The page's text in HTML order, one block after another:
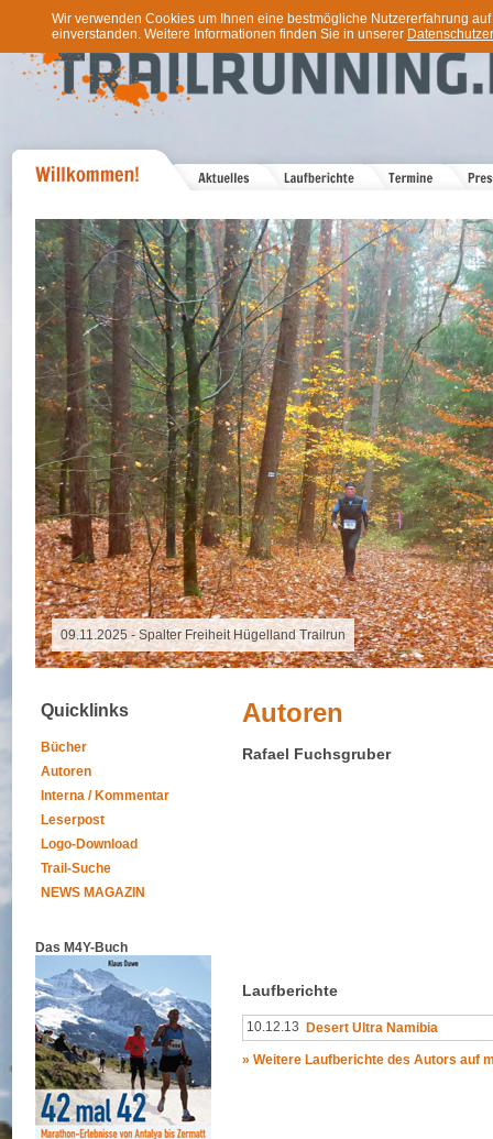
Wir verwenden Cookies um Ihnen eine bestmögliche Nutzererfahrung
einverstanden. Weitere Informationen finden Sie in unserer
16.10.2025 - Grand Raid Reunion
Quicklinks
Bücher
Autoren
Interna / Kommentar
Leserpost
Logo-Download
Trail-Suche
NEWS MAGAZIN
Das M4Y-Buch
Autoren
Rafael Fuchsgruber
Laufberichte
10.12.13 Desert Ultra Namibia
» Weitere Laufberichte des Autors auf